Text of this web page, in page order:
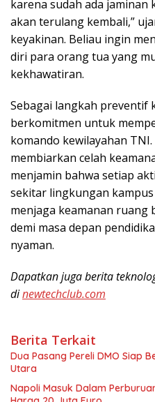
karena sudah ada
akan terulang kembali,”
keyakinan. Beliau ingin
diri para orang tua yang
kekhawatiran.
Sebagai langkah preventif
berkomitmen untuk
komando kewilayahan
membiarkan celah
menjamin bahwa setiap
sekitar lingkungan
menjaga keamanan ruang
demi masa depan
nyaman.
Dapatkan juga berita
dinewtechclub.com
Berita Terkait
Dua Pasang Pereli DMO Siap
Utara
Napoli Masuk Dalam